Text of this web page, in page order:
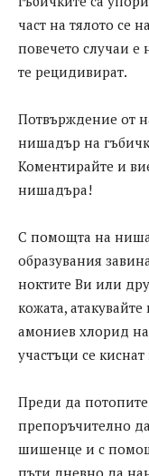
част на тялото се
повечето случаи е
те рецидивират.
Потвърждение от
нишадър на
Коментирайте и
нишадъра!
С помощта на
образувания
ноктите Ви или
кожата,
амониев хлорид
участъци се
Преди да потопите
препоръчително
шишенце и с